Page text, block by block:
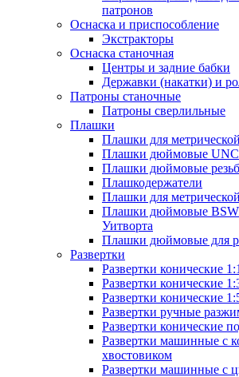
патронов
Оснаска и приспособление
Экстракторы
Оснаска станочная
Центры и задние бабки
Державки (накатки) и
Патроны станочные
Патроны сверлильные
Плашки
Плашки для
Плашки дюймовые
Плашки дюймовые
Плашкодержатели
Плашки для
Плашки дюймовые BSW/
Уитворта
Плашки дюймовые для
Развертки
Развертки конические
Развертки конические
Развертки конические
Развертки ручные
Развертки конические
Развертки машинные с
хвостовиком
Развертки машинные с